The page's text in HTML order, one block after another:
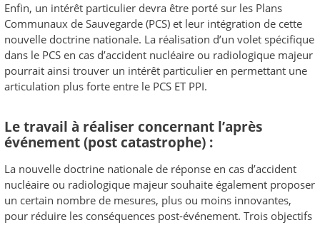
Enfin, un intérêt particulier devra être porté sur les Plans
Communaux de Sauvegarde (PCS) et leur intégration de cette
nouvelle doctrine nationale. La réalisation d’un volet spécifique
dans le PCS en cas d’accident nucléaire ou radiologique majeur
pourrait ainsi trouver un intérêt particulier en permettant une
articulation plus forte entre le PCS ET PPI.
Le travail à réaliser concernant l’après
événement (post catastrophe) :
La nouvelle doctrine nationale de réponse en cas d’accident
nucléaire ou radiologique majeur souhaite également proposer
un certain nombre de mesures, plus ou moins innovantes,
pour réduire les conséquences post-événement. Trois objectifs